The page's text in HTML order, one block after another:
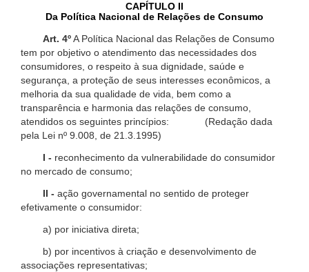
CAPÍTULO II
Da Política Nacional de Relações de Consumo
Art. 4ºA Política Nacional das Relações de Consumo
tem por objetivo o atendimento das necessidades dos
consumidores, o respeito à sua dignidade, saúde e
segurança, a proteção de seus interesses econômicos, a
melhoria da sua qualidade de vida, bem como a
transparência e harmonia das relações de consumo,
atendidos os seguintes princípios: (Redação dada
pela Lei nº 9.008, de 21.3.1995)
I - reconhecimento da vulnerabilidade do consumidor
no mercado de consumo;
II - ação governamental no sentido de proteger
efetivamente o consumidor:
a) por iniciativa direta;
b) por incentivos à criação e desenvolvimento de
associações representativas;